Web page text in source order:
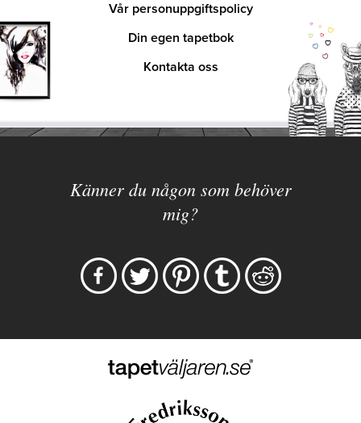
Vår personuppgiftspolicy
Din egen tapetbok
Kontakta oss
Känner du någon som behöver
mig?